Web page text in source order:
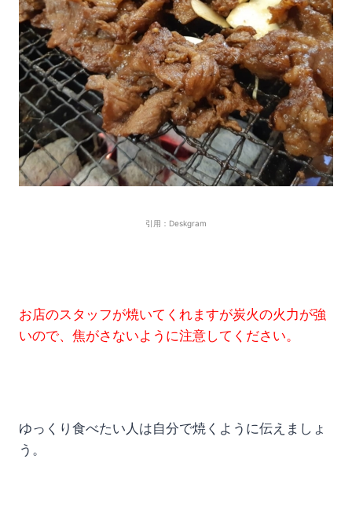
引用：Deskgram
お店のスタッフが焼いてくれますが炭火の火力が強
いので、焦がさないように注意してください。
ゆっくり食べたい人は自分で焼くように伝えましょ
う。